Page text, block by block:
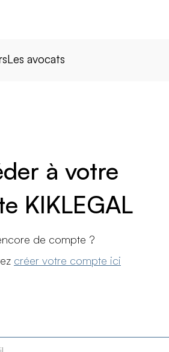
Les avocats
à votre
KIKLEGAL
de compte ?
créer votre compte ici